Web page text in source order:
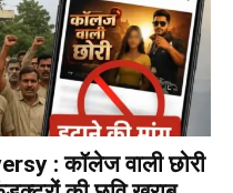
: कॉलेज वाली छोरी